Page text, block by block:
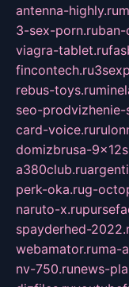
antenna-highly.ru
3-sex-porn.ruban-
viagra-tablet.ru
fincontech.ru
rebus-toys.ru
seo-
card-voice.ru
domizbrusa-
a380club.ru
perk-oka.rug-
naruto-x.ru
spayderhed-
webamator.ruma-
nv-750.runews-